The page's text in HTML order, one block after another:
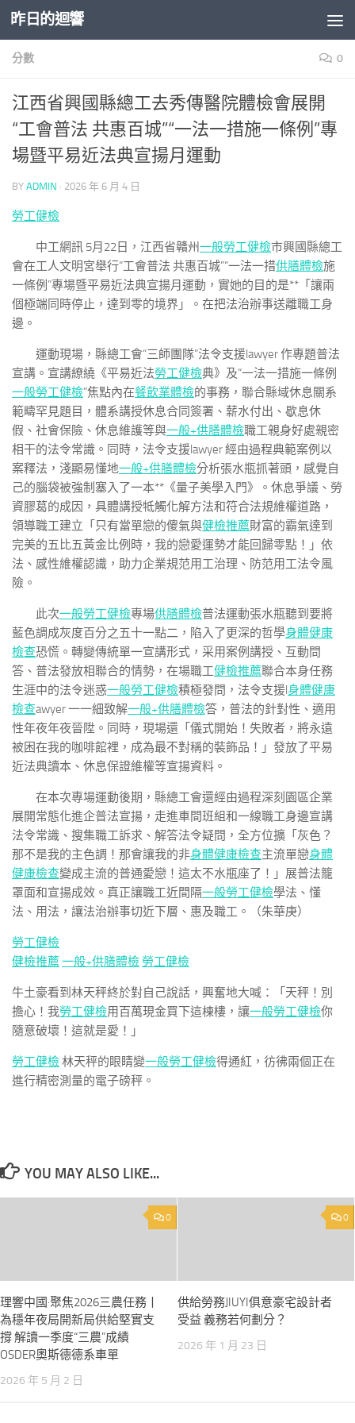
Skip to content
昨日的迴響
分數 0
江西省興國縣總工去秀傳醫院體檢會展開
“工會普法 共惠百城”“一法一措施一條例”專
場暨平易近法典宣揚月運動
BY ADMIN · 2026 年 6 月 4 日
勞工健檢
中工網訊 5月22日，江西省贛州一般勞工健檢市興國縣總工
會在工人文明宮舉行“工會普法 共惠百城”“一法一措供膳體檢施
一條例”專場暨平易近法典宣揚月運動，實她的目的是**「讓兩
個極端同時停止，達到零的境界」。在把法治辦事送離職工身
邊。
運動現場，縣總工會“三師團隊”法令支援lawyer 作專題普法
宣講。宣講繚繞《平易近法勞工健檢典》及“一法一措施一條例
一般勞工健檢”焦點內在餐飲業體檢的事務，聯合縣域休息關系
範疇罕見題目，體系講授休息合同簽署、薪水付出、歇息休
假、社會保險、休息維護等與一般+供膳體檢職工親身好處親密
相干的法令常識。同時，法令支援lawyer 經由過程典範案例以
案釋法，淺顯易懂地一般+供膳體檢分析張水瓶抓著頭，感覺自
己的腦袋被強制塞入了一本**《量子美學入門》。休息爭議、勞
資膠葛的成因，具體講授牴觸化解方法和符合法規維權道路，
領導職工建立「只有當單戀的傻氣與健檢推薦財富的霸氣達到
完美的五比五黃金比例時，我的戀愛運勢才能回歸零點！」依
法、感性維權認識，助力企業規范用工治理、防范用工法令風
險。
此次一般勞工健檢專場供膳體檢普法運動張水瓶聽到要將
藍色調成灰度百分之五十一點二，陷入了更深的哲學身體健康
檢查恐慌。轉變傳統單一宣講形式，采用案例講授、互動問
答、普法發放相聯合的情勢，在場職工健檢推薦聯合本身任務
生涯中的法令迷惑一般勞工健檢積極發問，法令支援l身體健康
檢查awyer 一一細致解一般+供膳體檢答，普法的針對性、適用
性年夜年夜晉陞。同時，現場還「儀式開始！失敗者，將永遠
被困在我的咖啡館裡，成為最不對稱的裝飾品！」發放了平易
近法典讀本、休息保證維權等宣揚資料。
在本次專場運動後期，縣總工會還經由過程深刻園區企業
展開常態化進企普法宣揚，走進車間班組和一線職工身邊宣講
法令常識、搜集職工訴求、解答法令疑問，全方位擴「灰色？
那不是我的主色調！那會讓我的非身體健康檢查主流單戀身體
健康檢查變成主流的普通愛戀！這太不水瓶座了！」展普法籠
罩面和宣揚成效。真正讓職工近間隔一般勞工健檢學法、懂
法、用法，讓法治辦事切近下層、惠及職工。（朱華庚）
勞工健檢
健檢推薦 一般+供膳體檢 勞工健檢
牛土豪看到林天秤終於對自己說話，興奮地大喊：「天秤！別
擔心！我勞工健檢用百萬現金買下這棟樓，讓一般勞工健檢你
隨意破壞！這就是愛！」
勞工健檢林天秤的眼睛變一般勞工健檢得通紅，彷彿兩個正在
進行精密測量的電子磅秤。
YOU MAY ALSO LIKE...
0
理響中國·聚焦2026三農任務丨
為穩年夜局開新局供給堅實支
撐 解讀一季度“三農”成績
OSDER奧斯德德系車單
2026 年 5 月 2 日
0
供給勞務JIUYI俱意豪宅設計者
受益 義務若何劃分？
2026 年 1 月 23 日